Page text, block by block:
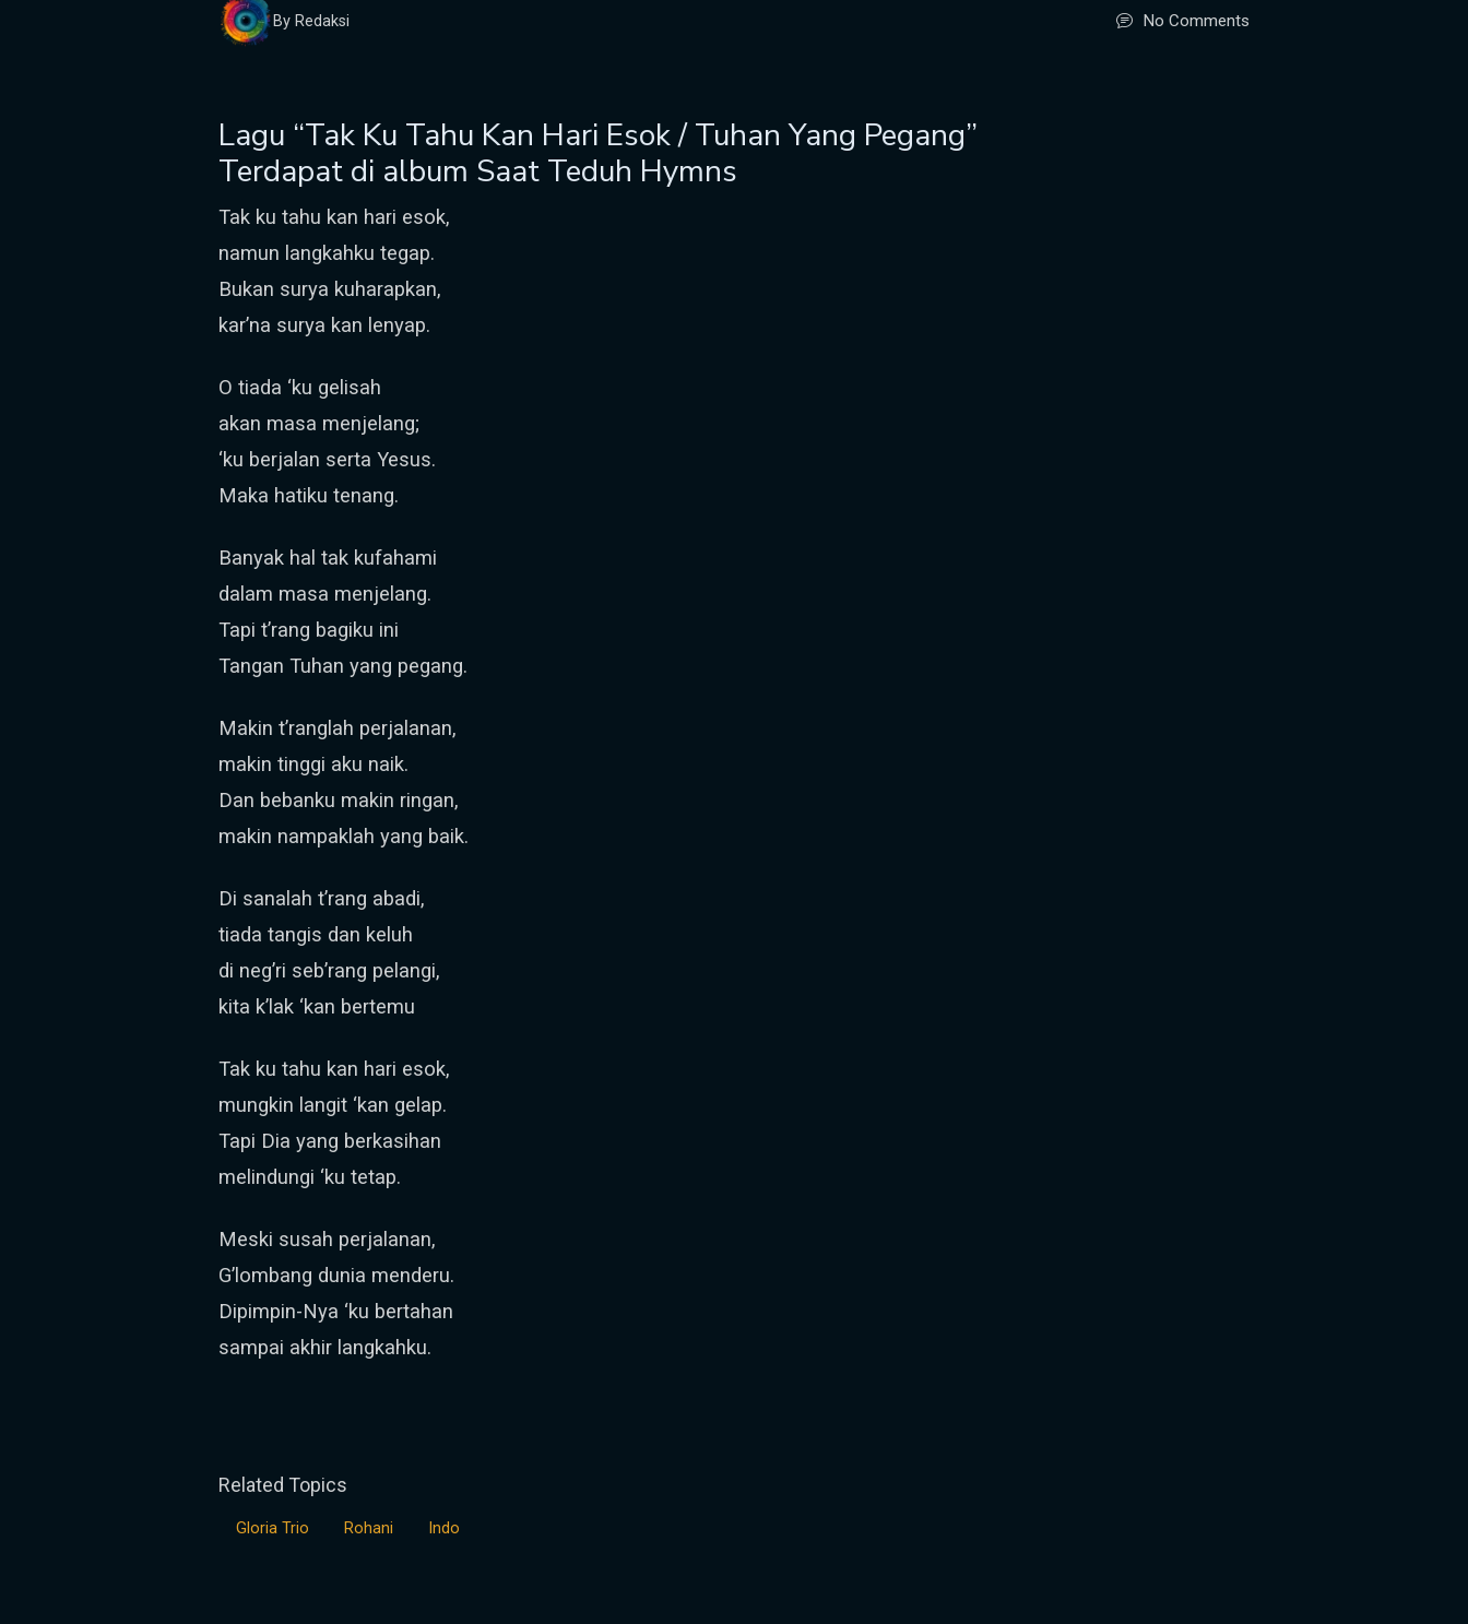
By Redaksi No Comments
Lagu “Tak Ku Tahu Kan Hari Esok / Tuhan Yang Pegang”
Terdapat di album Saat Teduh Hymns
Tak ku tahu kan hari esok,
namun langkahku tegap.
Bukan surya kuharapkan,
kar’na surya kan lenyap.
O tiada ‘ku gelisah
akan masa menjelang;
‘ku berjalan serta Yesus.
Maka hatiku tenang.
Banyak hal tak kufahami
dalam masa menjelang.
Tapi t’rang bagiku ini
Tangan Tuhan yang pegang.
Makin t’ranglah perjalanan,
makin tinggi aku naik.
Dan bebanku makin ringan,
makin nampaklah yang baik.
Di sanalah t’rang abadi,
tiada tangis dan keluh
di neg’ri seb’rang pelangi,
kita k’lak ‘kan bertemu
Tak ku tahu kan hari esok,
mungkin langit ‘kan gelap.
Tapi Dia yang berkasihan
melindungi ‘ku tetap.
Meski susah perjalanan,
G’lombang dunia menderu.
Dipimpin-Nya ‘ku bertahan
sampai akhir langkahku.
Related Topics
Gloria Trio Rohani Indo